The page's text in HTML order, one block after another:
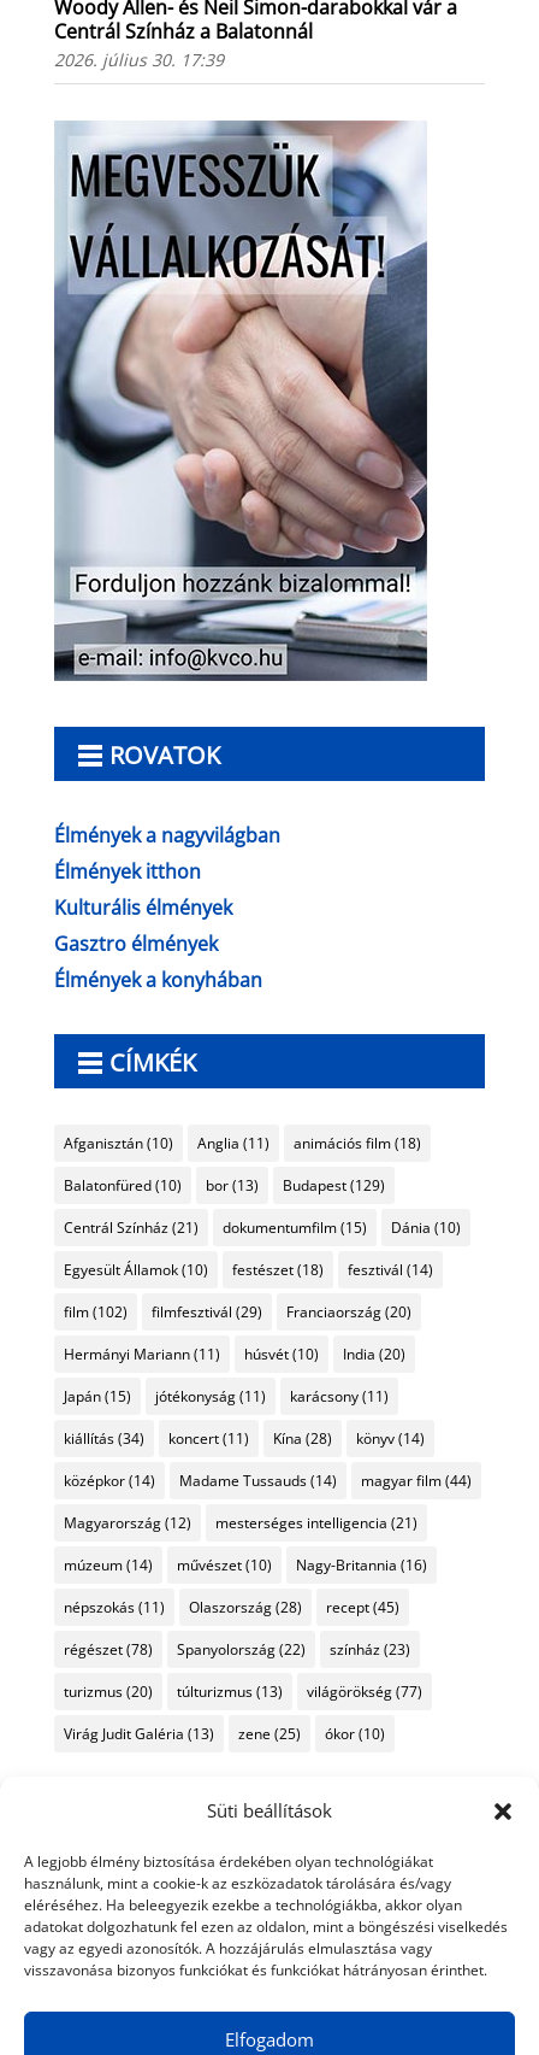
Süti beállítások
A legjobb élmény biztosítása érdekében olyan technológiákat
használunk, mint a cookie-k az eszközadatok tárolására és/vagy
eléréséhez. Ha beleegyezik ezekbe a technológiákba, akkor olyan
adatokat dolgozhatunk fel ezen az oldalon, mint a böngészési viselkedés
vagy az egyedi azonosítók. A hozzájárulás elmulasztása vagy
visszavonása bizonyos funkciókat és funkciókat hátrányosan érinthet.
Elfogadom
Woody Allen- és Neil Simon-darabokkal vár a
Centrál Színház a Balatonnál
2026. július 30. 17:39
ROVATOK
Élmények a nagyvilágban
Élmények itthon
Kulturális élmények
Gasztro élmények
Élmények a konyhában
CÍMKÉK
Afganisztán(10) Anglia (11) animációs film(18)
Balatonfüred(10) bor(13) Budapest(129)
Centrál Színház(21) dokumentumfilm(15) Dánia (10)
Egyesült Államok(10) festészet(18) fesztivál (14)
film(102) filmfesztivál (29) Franciaország(20)
Hermányi Mariann(11) húsvét(10) India (20)
Japán(15) jótékonyság(11) karácsony(11)
kiállítás(34) koncert(11) Kína (28) könyv(14)
középkor(14) Madame Tussauds(14) magyar film(44)
Magyarország(12) mesterséges intelligencia (21)
múzeum(14) művészet(10) Nagy-Britannia (16)
népszokás(11) Olaszország(28) recept(45)
régészet(78) Spanyolország(22) színház(23)
turizmus(20) túlturizmus(13) világörökség(77)
Virág Judit Galéria (13) zene (25) ókor(10)